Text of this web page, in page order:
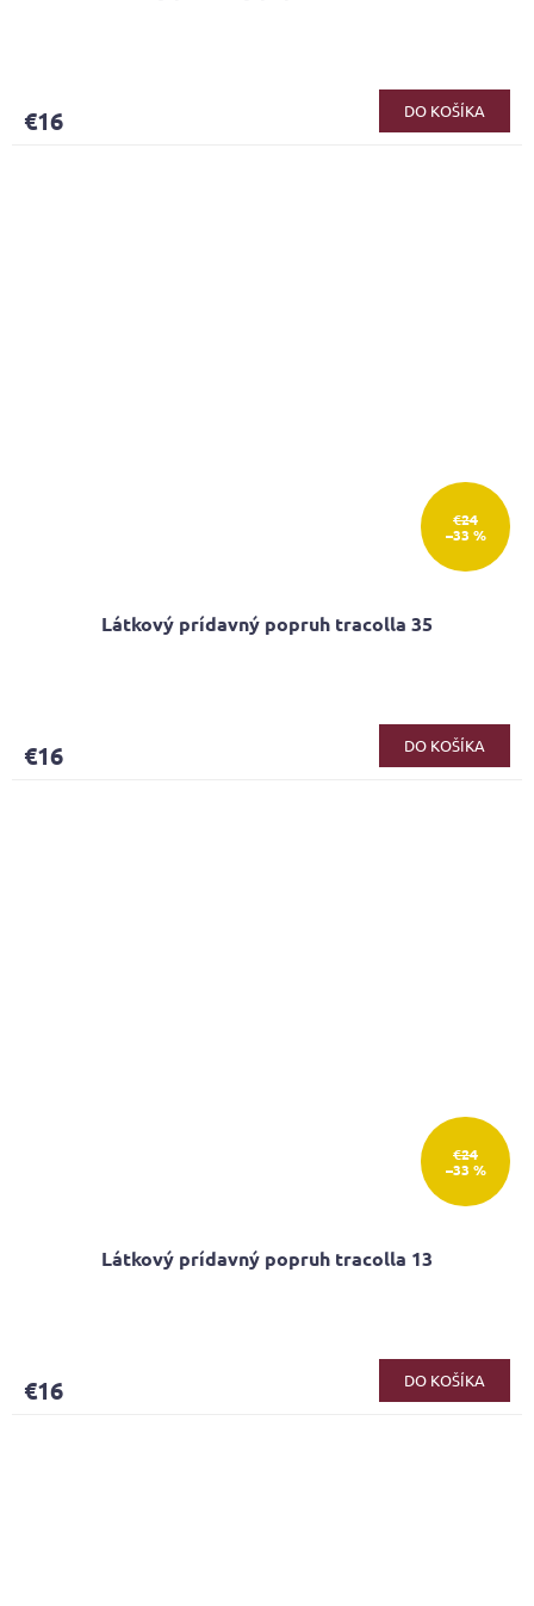
€16 DO KOŠÍKA
€24
–33 %
Látkový prídavný popruh tracolla 35
€16 DO KOŠÍKA
€24
–33 %
Látkový prídavný popruh tracolla 13
€16 DO KOŠÍKA